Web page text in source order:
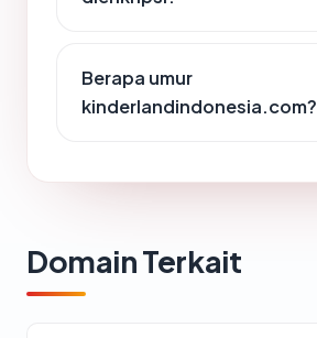
Berapa umur
kinderlandindonesia.com?
Domain Terkait